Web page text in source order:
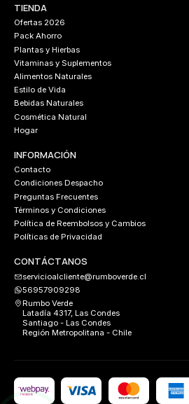
TIENDA
Ofertas 2026
Pack Ahorro
Plantas y Hierbas
Vitaminas y Suplementos
Alimentos Naturales
Estilo de Vida
Bebidas Naturales
Cosmética Natural
Hogar
INFORMACIÓN
Contacto
Condiciones Despacho
Preguntas Frecuentes
Términos y Condiciones
Política de Reembolsos y Cambios
Políticas de Privacidad
CONTÁCTANOS
servicioalcliente@rumboverde.cl
56957909298
Rumbo Verde
Latadía 4317, Las Condes
Santiago - Las Condes
Región Metropolitana - Chile